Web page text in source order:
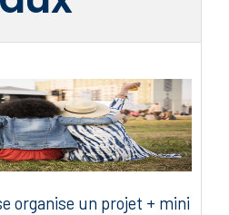
organise un projet + mini